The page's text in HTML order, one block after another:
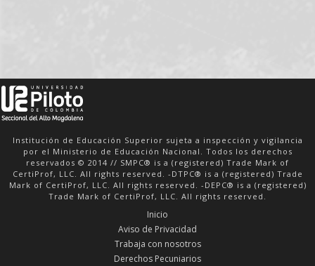
Institución de Educación Superior sujeta a inspección y vigilancia
por el Ministerio de Educación Nacional. Todos los derechos
reservados © 2014 // SMPC® is a (registered) Trade Mark of
CertiProf, LLC. All rights reserved. -DTPC® is a (registered) Trade
Mark of CertiProf, LLC. All rights reserved. -DEPC® is a (registered)
Trade Mark of CertiProf, LLC. All rights reserved.
Inicio
Aviso de Privacidad
Trabaja con nosotros
Derechos Pecuniarios